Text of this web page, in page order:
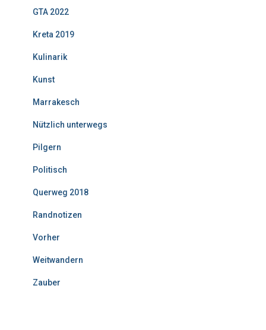
GTA 2022
Kreta 2019
Kulinarik
Kunst
Marrakesch
Nützlich unterwegs
Pilgern
Politisch
Querweg 2018
Randnotizen
Vorher
Weitwandern
Zauber